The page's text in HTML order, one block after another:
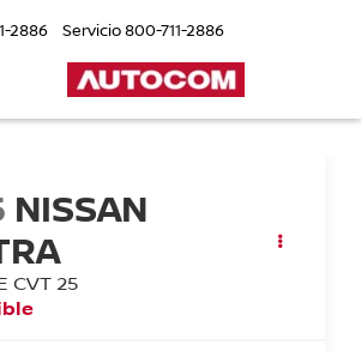
2886 Servicio800-711-2886
NISSAN
CVT 25